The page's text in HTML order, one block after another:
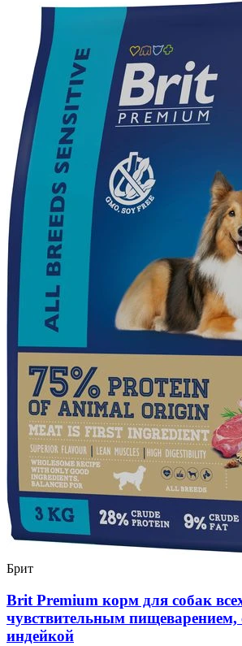
Брит
Brit Premium корм для собак
чувствительным пищеварением,
индейкой